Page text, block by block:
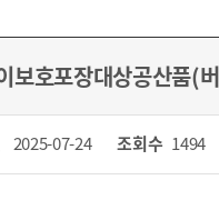
보호포장대상공산품(
2025-07-24 조회수 1494